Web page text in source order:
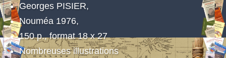
Georges PISIER,
Nouméa 1976,
150 p., format 18 x 27
Nombreuses illustrations